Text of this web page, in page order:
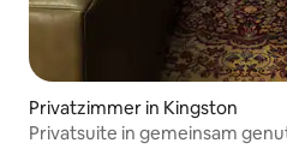
Privatzimmer in Kingston
Privatsuite in gemeinsam